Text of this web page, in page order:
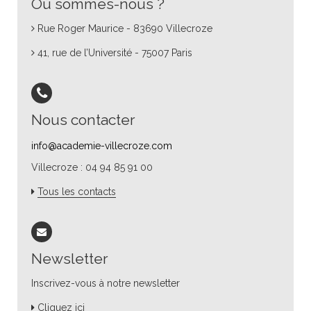
Où sommes-nous ?
Rue Roger Maurice - 83690 Villecroze
41, rue de l’Université - 75007 Paris
Nous contacter
info@academie-villecroze.com
Villecroze : 04 94 85 91 00
Tous les contacts
Newsletter
Inscrivez-vous à notre newsletter
Cliquez ici